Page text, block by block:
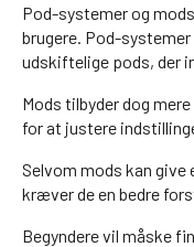
Pod-systemer og
brugere. Pod-
udskiftelige pods, der
Mods tilbyder dog
for at justere
Selvom mods kan
kræver de en bedre
Begyndere vil måske